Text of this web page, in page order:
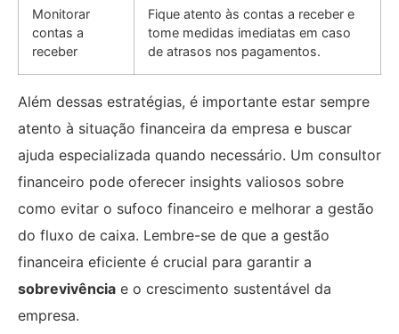
Monitorar
contas a
receber
Fique atento às contas a receber e
tome medidas imediatas em caso
de atrasos nos pagamentos.
Além dessas estratégias, é importante estar sempre
atento à situação financeira da empresa e buscar
ajuda especializada quando necessário. Um consultor
financeiro pode oferecer insights valiosos sobre
como evitar o sufoco financeiro e melhorar a gestão
do fluxo de caixa. Lembre-se de que a gestão
financeira eficiente é crucial para garantir a
sobrevivência e o crescimento sustentável da
empresa.